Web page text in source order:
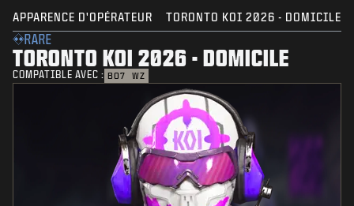
APPARENCE D'OPÉRATEUR TORONTO KOI 2026 - DOMICILE
RARE
TORONTO KOI 2026 - DOMICILE
COMPATIBLE AVEC : BO7 WZ